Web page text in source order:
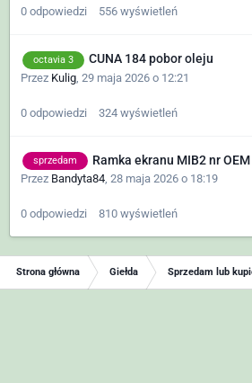
0 odpowiedzi 556 wyświetleń
octavia 3 CUNA 184 pobor oleju
Przez Kulig 29 maja 2026 o 12:21
0 odpowiedzi 324 wyświetleń
sprzedam Ramka ekranu MIB2 nr
Przez Bandyta84, 28 maja 2026 o 18:19
0 odpowiedzi 810 wyświetleń
Strona główna Giełda Sprzedam lub